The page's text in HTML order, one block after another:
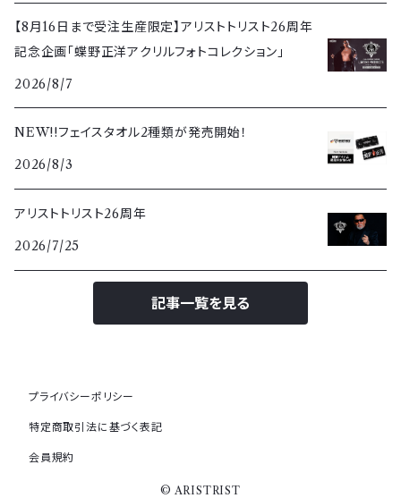
【8月16日まで受注生産限定】アリストトリスト26周年
記念企画「蝶野正洋アクリルフォトコレクション」
2026/8/7
NEW!!フェイスタオル2種類が発売開始！
2026/8/3
アリストトリスト26周年
2026/7/25
記事一覧を見る
プライバシーポリシー
特定商取引法に基づく表記
会員規約
© ARISTRIST